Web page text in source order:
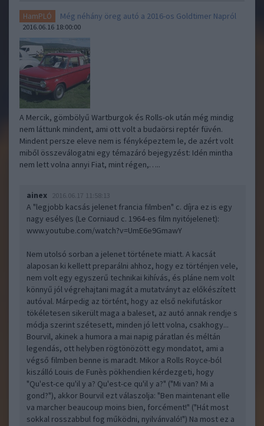
HamPLÓ Még néhány öreg autó a 2016-os Goldtimer Napról
2016.06.16 18:00:00
A Mercik, gömbölyű Wartburgok és Rolls-ok után még mindig
nem láttunk mindent, ami ott volt a budaörsi reptér füvén.
Mindent persze eleve nem is fényképeztem le, de azért volt
miből összeválogatni egy témazáró bejegyzést: Idén mintha
nem lett volna annyi Fiat, mint régen,…..
ainex 2016.06.17 11:58:13
A "legjobb kacsás jelenet francia filmben" c. díjra ez is egy
nagy esélyes (Le Corniaud c. 1964-es film nyitójelenet):
www.youtube.com/watch?v=UmE6e9GmawY
Nem utolsó sorban a jelenet története miatt. A kacsát
alaposan ki kellett preparálni ahhoz, hogy ez történjen vele,
nem volt egy egyszerű technikai kihívás, és pláne nem volt
könnyű jól végrehajtani magát a mutatványt az előkészített
autóval. Márpedig az történt, hogy az első nekifutáskor
tökéletesen sikerült maga a baleset, az autó annak rendje s
módja szerint szétesett, minden jó lett volna, csakhogy...
Bourvil, akinek a humora a mai napig páratlan és méltán
legendás, ott helyben rögtönözött egy mondatot, ami a
végső filmben benne is maradt. Mikor a Rolls Royce-ból
kiszálló Louis de Funès pökhendien kérdezgeti, hogy
"Qu'est-ce qu'il y a? Qu'est-ce qu'il y a?" ("Mi van? Mi a
gond?"), akkor Bourvil ezt válaszolja: "Ben maintenant elle
va marcher beaucoup moins bien, forcément!" ("Hát most
sokkal rosszabbul fog működni, nyilvánvaló!") Na most ez a